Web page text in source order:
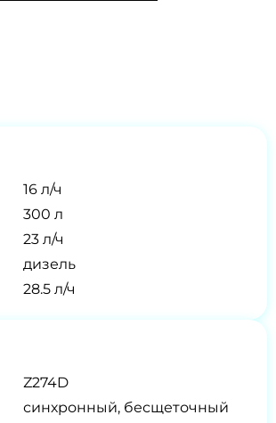
16 л/ч
300 л
23 л/ч
дизель
28.5 л/ч
Z274D
синхронный, бесщеточный